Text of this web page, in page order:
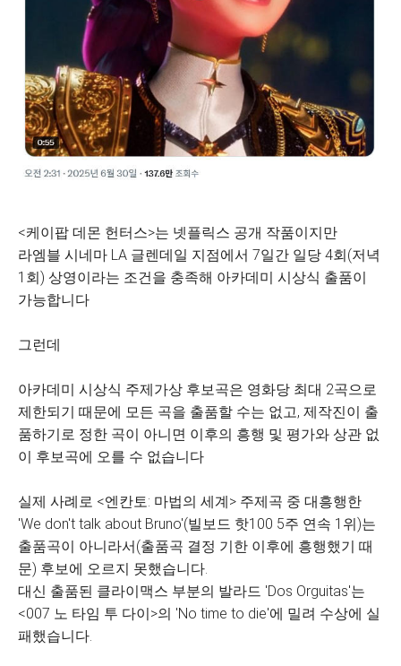
<케이팝 데몬 헌터스>는 넷플릭스 공개 작품이지만
라엠블 시네마 LA 글렌데일 지점에서 7일간 일당 4회(저녁
1회) 상영이라는 조건을 충족해 아카데미 시상식 출품이
가능합니다
그런데
아카데미 시상식 주제가상 후보곡은 영화당 최대 2곡으로
제한되기 때문에 모든 곡을 출품할 수는 없고, 제작진이 출
품하기로 정한 곡이 아니면 이후의 흥행 및 평가와 상관 없
이 후보곡에 오를 수 없습니다
실제 사례로 <엔칸토: 마법의 세계> 주제곡 중 대흥행한
'We don't talk about Bruno'(빌보드 핫100 5주 연속 1위)는
출품곡이 아니라서(출품곡 결정 기한 이후에 흥행했기 때
문) 후보에 오르지 못했습니다.
대신 출품된 클라이맥스 부분의 발라드 'Dos Orguitas'는
<007 노 타임 투 다이>의 'No time to die'에 밀려 수상에 실
패했습니다.